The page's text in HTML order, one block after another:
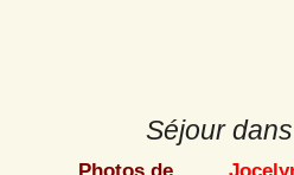
Séjour
Photos de …